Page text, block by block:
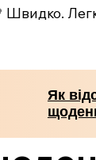
Швидко.
Як